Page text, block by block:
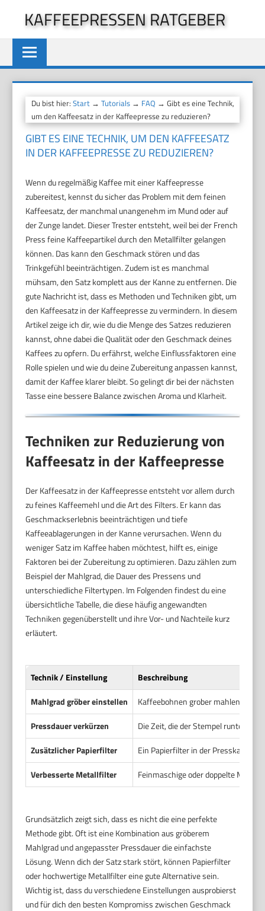
springen
KAFFEEPRESSEN RATGEBER
Du bist hier:Start →Tutorials → FAQ → Gibt es eine Technik,
um den Kaffeesatz in der Kaffeepresse zu reduzieren?
GIBT ES EINE TECHNIK, UM DEN KAFFEESATZ
IN DER KAFFEEPRESSE ZU REDUZIEREN?
Wenn du regelmäßig Kaffee mit einer Kaffeepresse
zubereitest, kennst du sicher das Problem mit dem feinen
Kaffeesatz, der manchmal unangenehm im Mund oder auf
der Zunge landet. Dieser Trester entsteht, weil bei der French
Press feine Kaffeepartikel durch den Metallfilter gelangen
können. Das kann den Geschmack stören und das
Trinkgefühl beeinträchtigen. Zudem ist es manchmal
mühsam, den Satz komplett aus der Kanne zu entfernen. Die
gute Nachricht ist, dass es Methoden und Techniken gibt, um
den Kaffeesatz in der Kaffeepresse zu vermindern. In diesem
Artikel zeige ich dir, wie du die Menge des Satzes reduzieren
kannst, ohne dabei die Qualität oder den Geschmack deines
Kaffees zu opfern. Du erfährst, welche Einflussfaktoren eine
Rolle spielen und wie du deine Zubereitung anpassen kannst,
damit der Kaffee klarer bleibt. So gelingt dir bei der nächsten
Tasse eine bessere Balance zwischen Aroma und Klarheit.
Techniken zur Reduzierung von
Kaffeesatz in der Kaffeepresse
Der Kaffeesatz in der Kaffeepresse entsteht vor allem durch
zu feines Kaffeemehl und die Art des Filters. Er kann das
Geschmackserlebnis beeinträchtigen und tiefe
Kaffeeablagerungen in der Kanne verursachen. Wenn du
weniger Satz im Kaffee haben möchtest, hilft es, einige
Faktoren bei der Zubereitung zu optimieren. Dazu zählen zum
Beispiel der Mahlgrad, die Dauer des Pressens und
unterschiedliche Filtertypen. Im Folgenden findest du eine
übersichtliche Tabelle, die diese häufig angewandten
Techniken gegenüberstellt und ihre Vor- und Nachteile kurz
erläutert.
Technik / Einstellung
Beschreibung
Mahlgrad gröber einstellen
Kaffeebohnen grober mahlen, um
Pressdauer verkürzen
Die Zeit, die der Stempel
Zusätzlicher Papierfilter
Ein Papierfilter in der Presskanne
Verbesserte Metallfilter
Feinmaschige oder doppelte
Grundsätzlich zeigt sich, dass es nicht die eine perfekte
Methode gibt. Oft ist eine Kombination aus gröberem
Mahlgrad und angepasster Pressdauer die einfachste
Lösung. Wenn dich der Satz stark stört, können Papierfilter
oder hochwertige Metallfilter eine gute Alternative sein.
Wichtig ist, dass du verschiedene Einstellungen ausprobierst
und für dich den besten Kompromiss zwischen Geschmack